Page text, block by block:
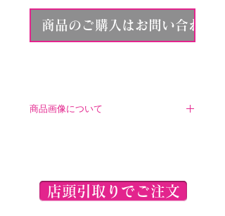
商品のご購入はお問い合わせ
商品画像について
で、ご了承くださいませ。
店頭引取りでご注文